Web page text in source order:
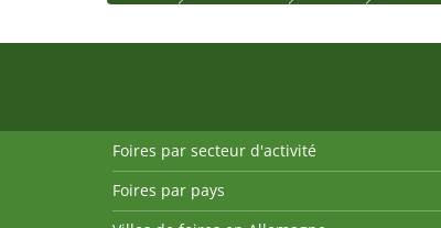
Foires par secteur d'activité
Foires par pays